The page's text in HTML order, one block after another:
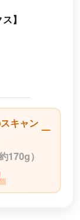
】
キャン
170g）